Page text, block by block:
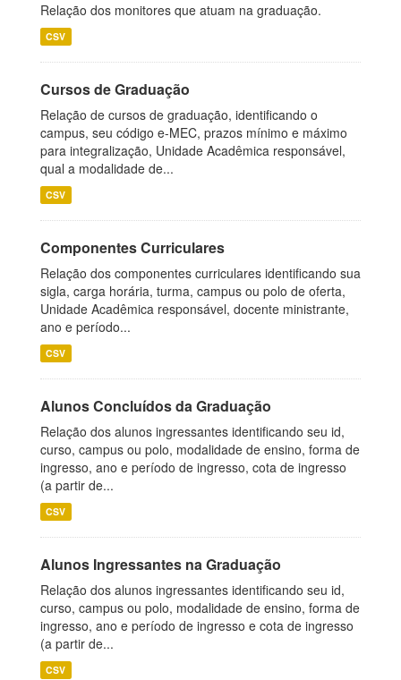
Relação dos monitores que atuam na graduação.
CSV
Cursos de Graduação
Relação de cursos de graduação, identificando o
campus, seu código e-MEC, prazos mínimo e máximo
para integralização, Unidade Acadêmica responsável,
qual a modalidade de...
CSV
Componentes Curriculares
Relação dos componentes curriculares identificando sua
sigla, carga horária, turma, campus ou polo de oferta,
Unidade Acadêmica responsável, docente ministrante,
ano e período...
CSV
Alunos Concluídos da Graduação
Relação dos alunos ingressantes identificando seu id,
curso, campus ou polo, modalidade de ensino, forma de
ingresso, ano e período de ingresso, cota de ingresso
(a partir de...
CSV
Alunos Ingressantes na Graduação
Relação dos alunos ingressantes identificando seu id,
curso, campus ou polo, modalidade de ensino, forma de
ingresso, ano e período de ingresso e cota de ingresso
(a partir de...
CSV